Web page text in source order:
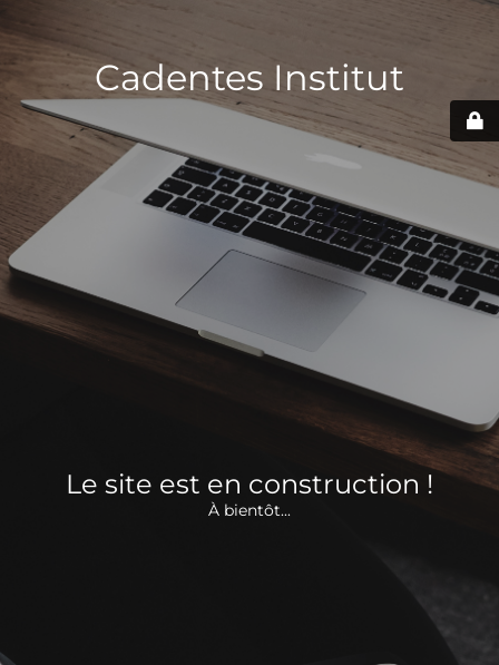
Cadentes Institut
Le site est en construction !
À bientôt...